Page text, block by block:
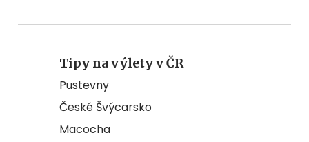
Tipy na výlety v ČR
Pustevny
České Švýcarsko
Macocha